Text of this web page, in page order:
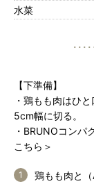
水菜
【下準備】
・鶏もも肉はひ
5cm幅に切る。
・ BRUNOコンパ
こちら＞
鶏もも肉と